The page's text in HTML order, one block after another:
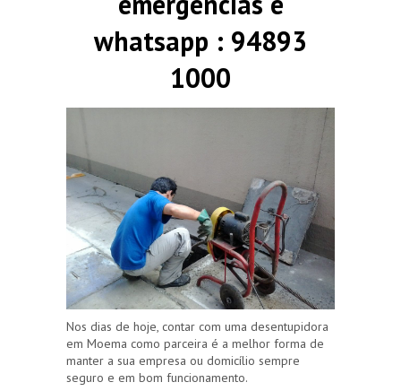
whatsapp : 94893
1000
Nos dias de hoje, contar com uma desentupidora
em Moema como parceira é a melhor forma de
manter a sua empresa ou domicílio sempre
seguro e em bom funcionamento.